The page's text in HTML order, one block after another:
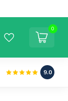
0
9.0